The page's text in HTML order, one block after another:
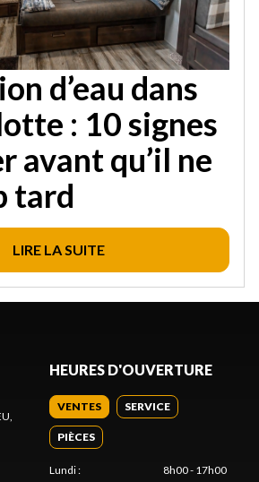
d’eau dans
: 10 signes
avant qu’il ne
tard
LIRE LA SUITE
HEURES D'OUVERTURE
VENTES SERVICE
PIÈCES
Lundi:
8h00 - 17h00